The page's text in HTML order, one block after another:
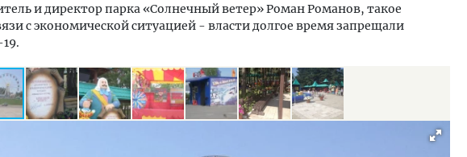
и директор парка «Солнечный ветер» Роман Романов, такое
с экономической ситуацией - власти долгое время запрещали